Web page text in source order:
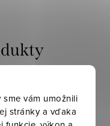
vám umožnili
stránky a vďaka